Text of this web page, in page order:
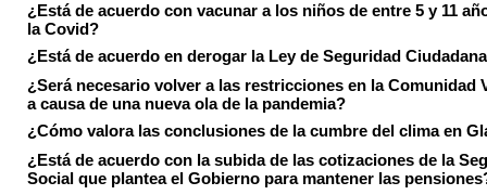
¿Está de acuerdo con vacunar a los niños de entre 5 y 11
la Covid?
¿Está de acuerdo en derogar la Ley de Seguridad
¿Será necesario volver a las restricciones en la Comunidad
a causa de una nueva ola de la pandemia?
¿Cómo valora las conclusiones de la cumbre del clima en
¿Está de acuerdo con la subida de las cotizaciones de la
Social que plantea el Gobierno para mantener las